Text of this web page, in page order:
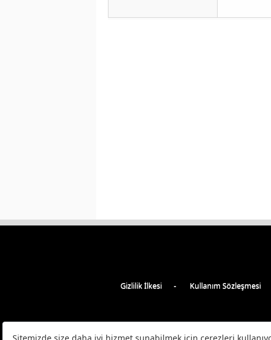
Gizlilik İlkesi Kullanım Sözleşmesi